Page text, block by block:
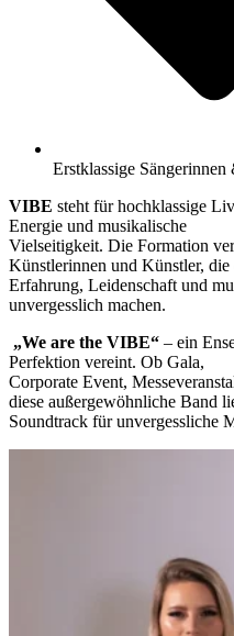
Erstklassige
VIBE steht für hochklassige
Energie und musikalische
Vielseitigkeit. Die Formation
Künstlerinnen und Künstler, die
Erfahrung, Leidenschaft und
unvergesslich machen.
„We are the VIBE“ – ein
Perfektion vereint. Ob Gala,
Corporate Event,
diese außergewöhnliche Band
Soundtrack für unvergessliche